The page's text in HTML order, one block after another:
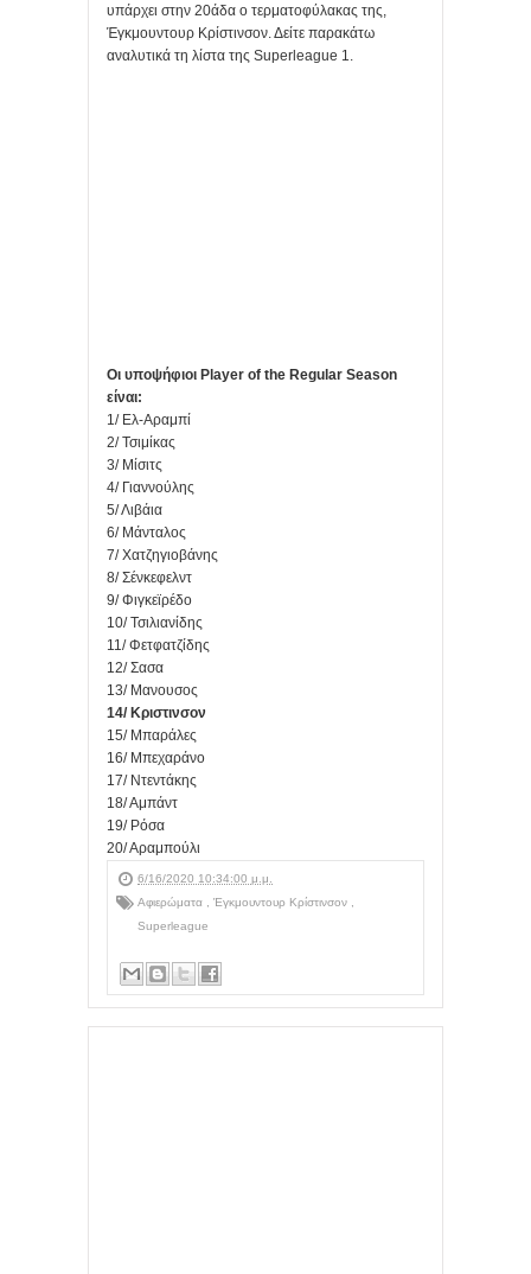
υπάρχει στην 20άδα ο τερματοφύλακας της,
Έγκμουντουρ Κρίστινσον. Δείτε παρακάτω
αναλυτικά τη λίστα της Superleague 1.
Οι υποψήφιοι Player of the Regular Season
είναι:
1/ Ελ-Αραμπί
2/ Τσιμίκας
3/ Μίσιτς
4/ Γιαννούλης
5/ Λιβάια
6/ Μάνταλος
7/ Χατζηγιοβάνης
8/ Σένκεφελντ
9/ Φιγκεϊρέδο
10/ Τσιλιανίδης
11/ Φετφατζίδης
12/ Σασα
13/ Μανουσος
14/ Κριστινσον
15/ Μπαράλες
16/ Μπεχαράνο
17/ Ντεντάκης
18/ Αμπάντ
19/ Ρόσα
20/ Αραμπούλι
6/16/2020 10:34:00 μ.μ.
Αφιερώματα
Έγκμουντουρ Κρίστινσον
Superleague